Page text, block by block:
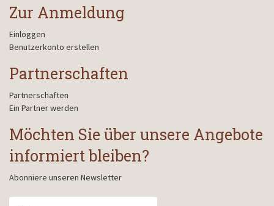
Zur Anmeldung
Einloggen
Benutzerkonto erstellen
Partnerschaften
Partnerschaften
Ein Partner werden
Möchten Sie über unsere Angebote
informiert bleiben?
Abonniere unseren Newsletter